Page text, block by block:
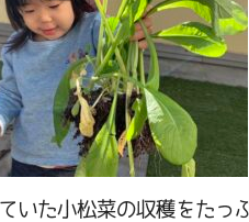
いた小松菜の収穫をたっ